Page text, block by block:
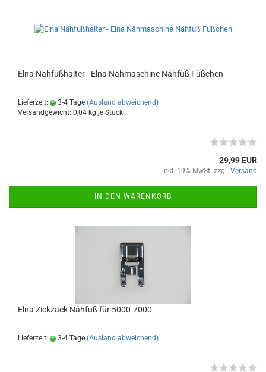
Elna Nähfußhalter - Elna Nähmaschine Nähfuß Füßchen
Lieferzeit: 3-4 Tage (Ausland abweichend)
Versandgewicht: 0,04 kg je Stück
29,99 EUR
inkl. 19% MwSt. zzgl. Versand
IN DEN WARENKORB
Elna Zickzack Nähfuß für 5000-7000
Lieferzeit: 3-4 Tage (Ausland abweichend)